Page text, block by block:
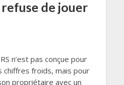
de jouer
n’est pas conçue pour
chiffres froids, mais pour
propriétaire avec un